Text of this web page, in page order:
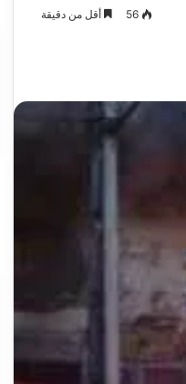
56 أقل من دقيقة